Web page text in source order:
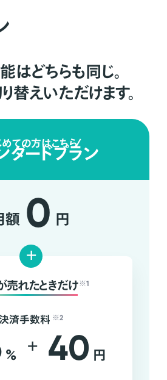
はどちらも同じ。
替えいただけます。
めての方はこちら
ダードプラン
額 0 円
+
売れたときだけ ※1
済手数料 ※2
% + 40 円